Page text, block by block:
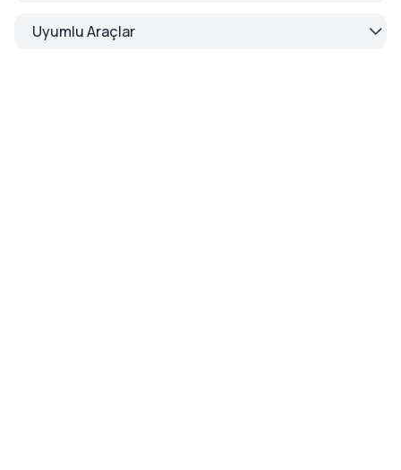
Uyumlu Araçlar